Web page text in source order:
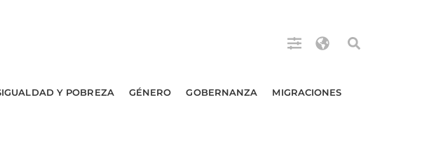
Y POBREZA GÉNERO GOBERNANZA MIGRACIONES